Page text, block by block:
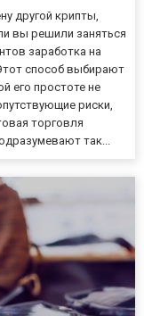
другой крипты,
вы решили заняться
заработка на
способ выбирают
его простоте не
риски,
торговля
так...